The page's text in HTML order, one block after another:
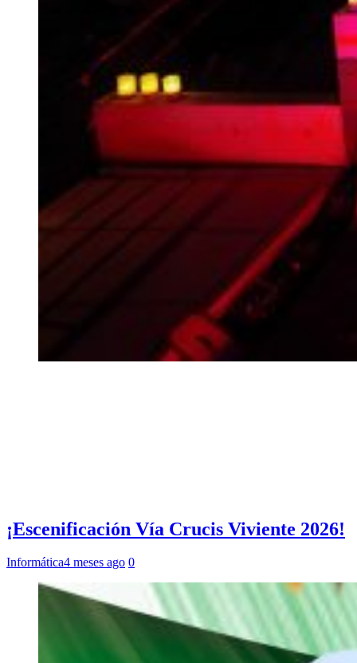
¡Escenificación Vía Crucis Viviente 2026!
Informática4 meses ago 0